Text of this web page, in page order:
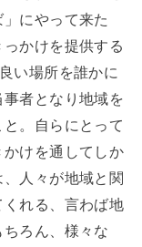
にやって来た
かけを提供する
い場所を誰かに
者となり地域を
。自らにとって
けを通してしか
人々が地域と関
れる、言わば地
ろん、様々な